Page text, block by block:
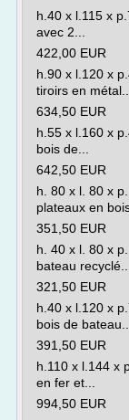
h.40 x l.115 x
avec 2...
422,00 EUR
h.90 x l.120 x
tiroirs en métal...
634,50 EUR
h.55 x l.160 x
bois de...
642,50 EUR
h. 80 x l. 80 x
plateaux en
351,50 EUR
h. 40 x l. 80 x
bateau recyclé...
321,50 EUR
h.40 x l.120 x
bois de bateau...
391,50 EUR
h.110 x l.144 x
en fer et...
994,50 EUR